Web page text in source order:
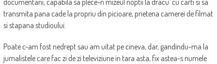
documentarii, capabila sa plece-n mizeul noptii la dracu’ cu carti si sa
transmita pana cade la propriu din picioare, prietena camerei de filmat
si stapana studioului.
Poate c-am fost nedrept sau am uitat pe cineva, dar, gandindu-ma la
jurnalistele care fac zi de zi televiziune in tara asta, fix astea-s numele